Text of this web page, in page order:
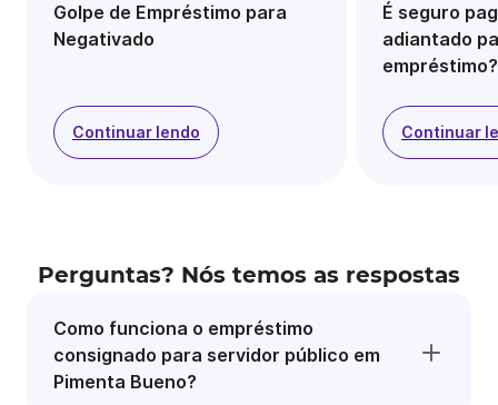
Golpe de Empréstimo para
Negativado
Continuar lendo
É seguro
adiantado
empréstimo?
Continuar
Perguntas? Nós temos as respostas
Como funciona o empréstimo
consignado para servidor público em
Pimenta Bueno?